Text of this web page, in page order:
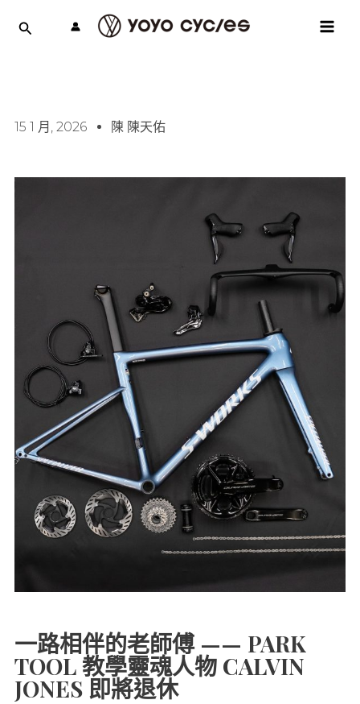
15 1 月, 2026 陳 陳天佑
一路相伴的老師傅 —— PARK
TOOL 教學靈魂人物 CALVIN
JONES 即將退休